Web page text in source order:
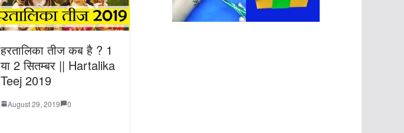
हरतालिका तीज कब है ? 1
या 2 सितम्बर || Hartalika
Teej 2019
August 29, 2019 0